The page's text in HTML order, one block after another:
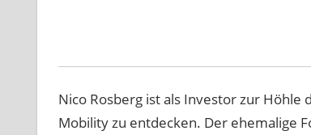
Nico Rosberg ist als Investor zur
Mobility zu entdecken. Der ehemalige